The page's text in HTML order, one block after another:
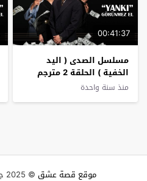
00:41:37
مسلسل الصدى ( اليد
الخفية ) الحلقة 2 مترجم
منذ سنة واحدة
موقع قصة عشق © 2025 جميع الحقوق محفوظة.